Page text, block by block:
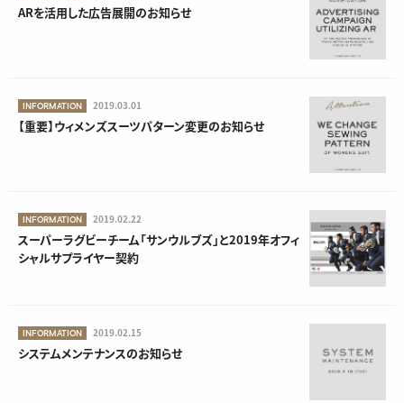
ARを活用した広告展開のお知らせ
INFORMATION 2019.03.01
【重要】ウィメンズスーツパターン変更のお知らせ
INFORMATION 2019.02.22
スーパーラグビーチーム「サンウルブズ」と2019年オフィ
シャルサプライヤー契約
INFORMATION 2019.02.15
システムメンテナンスのお知らせ